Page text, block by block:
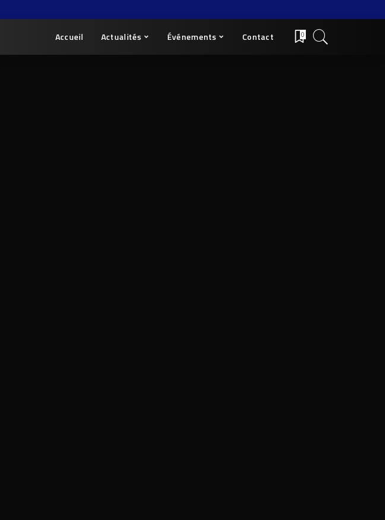
Accueil Actualités Événements Contact 0